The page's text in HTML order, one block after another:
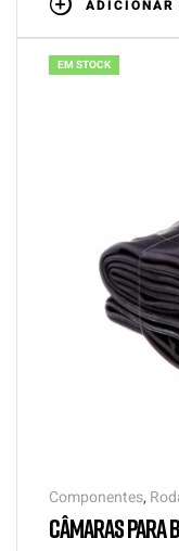
ADICIONAR
EM STOCK
Componentes,
CÂMARAS PARA